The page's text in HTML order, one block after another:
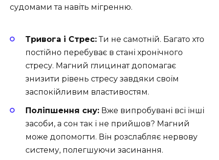
судомами та навіть мігренню.
Тривога і Стрес:Ти не самотній. Багато хто
постійно перебуває в стані хронічного
стресу. Магний глицинат допомагає
знизити рівень стресу завдяки своїм
заспокійливим властивостям.
Поліпшення сну: Вже випробувані всі інші
засоби, а сон так і не прийшов? Магний
може допомогти. Він розслабляє нервову
систему, полегшуючи засинання.